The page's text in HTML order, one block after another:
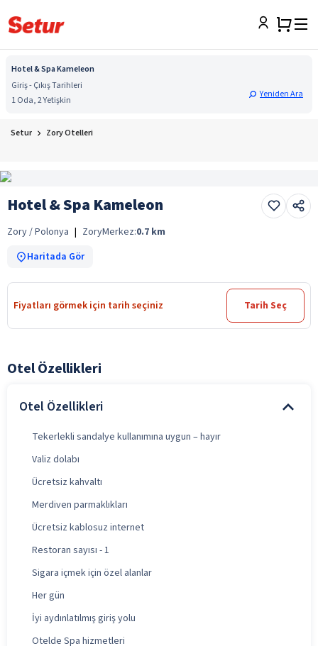
Hotel & Spa Kameleon
Giriş - Çıkış Tarihleri
1 Oda, 2 Yetişkin
Yeniden Ara
Setur Zory Otelleri
Hotel & Spa Kameleon
Zory / Polonya | ZoryMerkez:0.7 km
Haritada Gör
Fiyatları görmek için tarih seçiniz Tarih Seç
Otel Özellikleri
Otel Özellikleri
Tekerlekli sandalye kullanımına uygun – hayır
Valiz dolabı
Ücretsiz kahvaltı
Merdiven parmaklıkları
Ücretsiz kablosuz internet
Restoran sayısı - 1
Sigara içmek için özel alanlar
Her gün
İyi aydınlatılmış giriş yolu
Otelde Spa hizmetleri